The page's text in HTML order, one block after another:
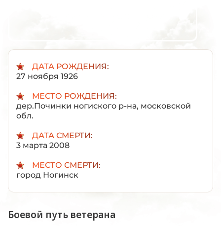
ДАТА РОЖДЕНИЯ:
27 ноября 1926
МЕСТО РОЖДЕНИЯ:
дер.Починки ногиского р-на, московской
обл.
ДАТА СМЕРТИ:
3 марта 2008
МЕСТО СМЕРТИ:
город Ногинск
Боевой путь ветерана